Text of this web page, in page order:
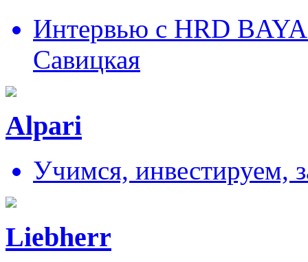
Интервью с HRD
Савицкая
Alpari
Учимся, инвестируем,
Liebherr